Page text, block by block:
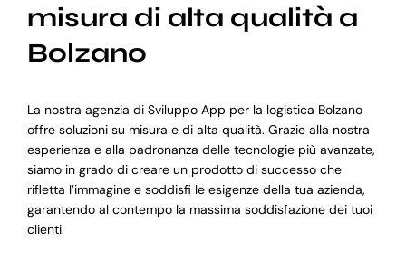
misura di alta qualità a
Bolzano
La nostra agenzia di Sviluppo App per la logistica Bolzano
offre soluzioni su misura e di alta qualità. Grazie alla nostra
esperienza e alla padronanza delle tecnologie più avanzate,
siamo in grado di creare un prodotto di successo che
rifletta l’immagine e soddisfi le esigenze della tua azienda,
garantendo al contempo la massima soddisfazione dei tuoi
clienti.